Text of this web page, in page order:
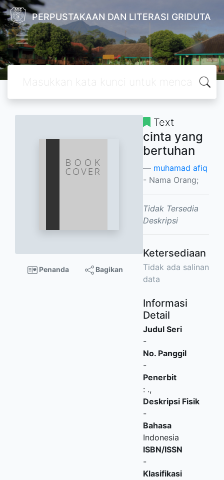
PERPUSTAKAAN DAN LITERASI GRIDUTA
Penanda Bagikan
Text
cinta yang
bertuhan
muhamad afiq
- Nama Orang;
Tidak Tersedia
Deskripsi
Ketersediaan
Tidak ada salinan
data
Informasi
Detail
Judul Seri
-
No. Panggil
-
Penerbit
: .,
Deskripsi Fisik
-
Bahasa
Indonesia
ISBN/ISSN
-
Klasifikasi